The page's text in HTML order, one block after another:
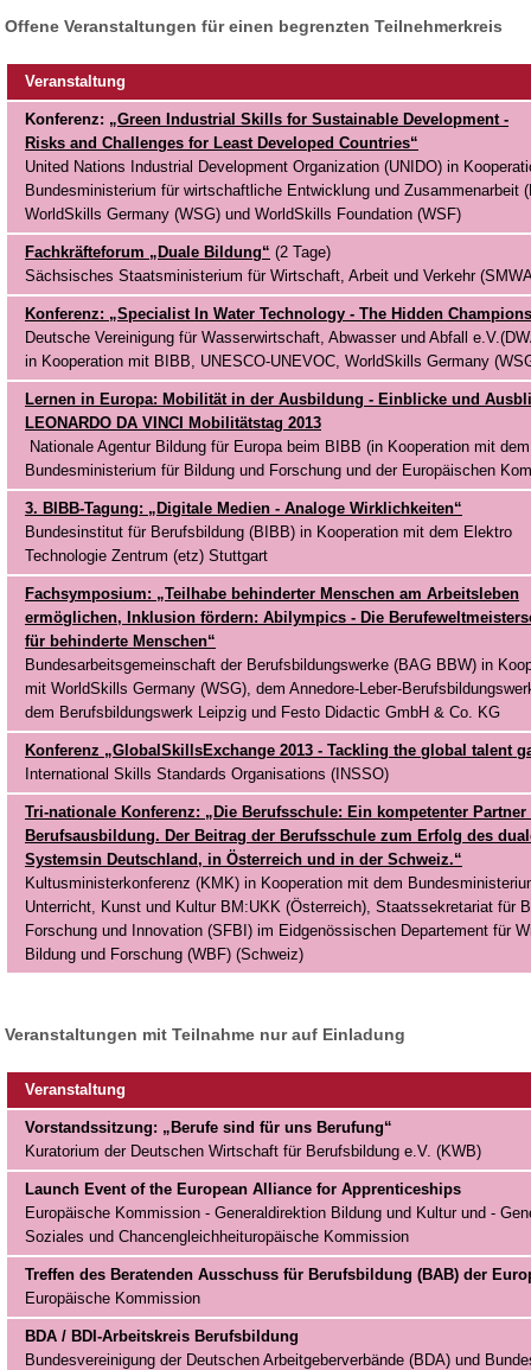
Offene Veranstaltungen für einen begrenzten Teilnehmerkreis
Veranstaltung
Konferenz: „Green Industrial Skills for Sustainable Development -
Risks and Challenges for Least Developed Countries“
United Nations Industrial Development Organization (UNIDO) in
Bundesministerium für wirtschaftliche Entwicklung und Zusammenarbeit
WorldSkills Germany (WSG) und WorldSkills Foundation (WSF)
Fachkräfteforum „Duale Bildung“ (2 Tage)
Sächsisches Staatsministerium für Wirtschaft, Arbeit und Verkehr
Konferenz: „Specialist In Water Technology - The Hidden
Deutsche Vereinigung für Wasserwirtschaft, Abwasser und Abfall
in Kooperation mit BIBB, UNESCO-UNEVOC, WorldSkills Germany
Lernen in Europa: Mobilität in der Ausbildung - Einblicke und
LEONARDO DA VINCI Mobilitätstag 2013
Nationale Agentur Bildung für Europa beim BIBB (in Kooperation mit dem
Bundesministerium für Bildung und Forschung und der Europäischen
3. BIBB-Tagung: „Digitale Medien - Analoge Wirklichkeiten“
Bundesinstitut für Berufsbildung (BIBB) in Kooperation mit dem Elektro
Technologie Zentrum (etz) Stuttgart
Fachsymposium: „Teilhabe behinderter Menschen am Arbeitsleben
ermöglichen, Inklusion fördern: Abilympics - Die
für behinderte Menschen“
Bundesarbeitsgemeinschaft der Berufsbildungswerke (BAG BBW) in
mit WorldSkills Germany (WSG), dem Annedore-Leber-
dem Berufsbildungswerk Leipzig und Festo Didactic GmbH & Co. KG
Konferenz „GlobalSkillsExchange 2013 - Tackling the global talent
International Skills Standards Organisations (INSSO)
Tri-nationale Konferenz: „Die Berufsschule: Ein kompetenter
Berufsausbildung. Der Beitrag der Berufsschule zum Erfolg des
Systemsin Deutschland, in Österreich und in der Schweiz.“
Kultusministerkonferenz (KMK) in Kooperation mit dem
Unterricht, Kunst und Kultur BM:UKK (Österreich), Staatssekretariat für
Forschung und Innovation (SFBI) im Eidgenössischen Departement für
Bildung und Forschung (WBF) (Schweiz)
Veranstaltungen mit Teilnahme nur auf Einladung
Veranstaltung
Vorstandssitzung: „Berufe sind für uns Berufung“
Kuratorium der Deutschen Wirtschaft für Berufsbildung e.V. (KWB)
Launch Event of the European Alliance for Apprenticeships
Europäische Kommission - Generaldirektion Bildung und Kultur und -
Soziales und Chancengleichheituropäische Kommission
Treffen des Beratenden Ausschuss für Berufsbildung (BAB) der
Europäische Kommission
BDA / BDI-Arbeitskreis Berufsbildung
Bundesvereinigung der Deutschen Arbeitgeberverbände (BDA) und